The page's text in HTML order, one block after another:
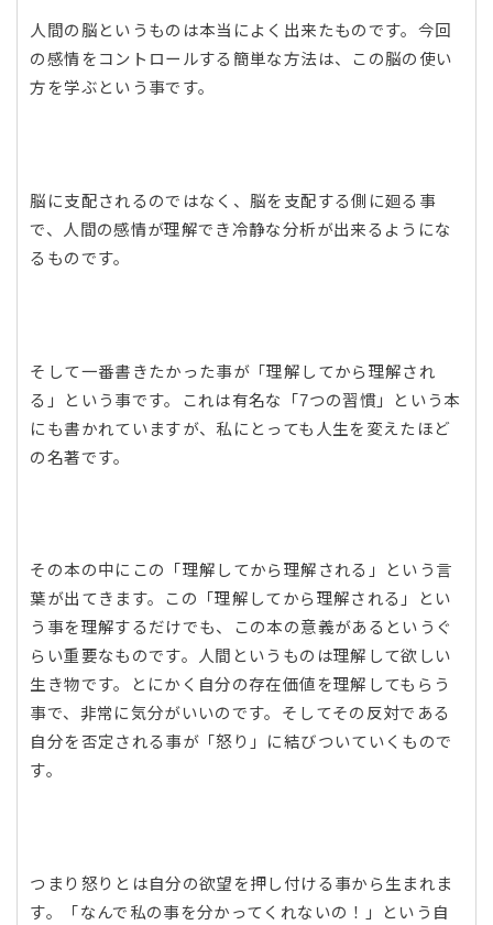
人間の脳というものは本当によく出来たものです。今回
の感情をコントロールする簡単な方法は、この脳の使い
方を学ぶという事です。
脳に支配されるのではなく、脳を支配する側に廻る事
で、人間の感情が理解でき冷静な分析が出来るようにな
るものです。
そして一番書きたかった事が「理解してから理解され
る」という事です。これは有名な「7つの習慣」という本
にも書かれていますが、私にとっても人生を変えたほど
の名著です。
その本の中にこの「理解してから理解される」という言
葉が出てきます。この「理解してから理解される」とい
う事を理解するだけでも、この本の意義があるというぐ
らい重要なものです。人間というものは理解して欲しい
生き物です。とにかく自分の存在価値を理解してもらう
事で、非常に気分がいいのです。そしてその反対である
自分を否定される事が「怒り」に結びついていくもので
す。
つまり怒りとは自分の欲望を押し付ける事から生まれま
す。「なんで私の事を分かってくれないの！」という自